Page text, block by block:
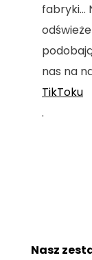
fabryki...
nas na
TikToku
.
Nasz